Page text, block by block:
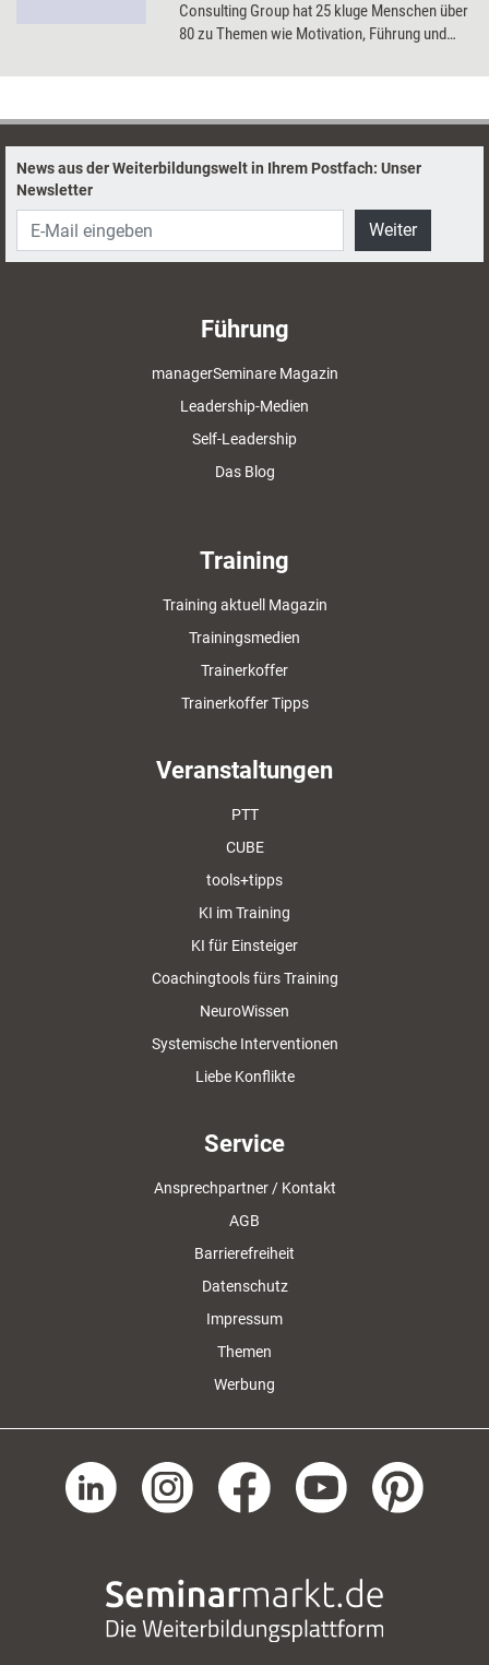
Consulting Group hat 25 kluge Menschen über
80 zu Themen wie Motivation, Führung und
Erfahrungen der Älteren hat die Autorin mit
Hirnforschung verknüpft - nachzulesen in
unserem Dossier 'Der Ältestenrat'.
News aus der Weiterbildungswelt in Ihrem Postfach: Unser
Newsletter
Weiter
Führung
managerSeminare Magazin
Leadership-Medien
Self-Leadership
Das Blog
Training
Training aktuell Magazin
Trainingsmedien
Trainerkoffer
Trainerkoffer Tipps
Veranstaltungen
PTT
CUBE
tools+tipps
KI im Training
KI für Einsteiger
Coachingtools fürs Training
NeuroWissen
Systemische Interventionen
Liebe Konflikte
Service
Ansprechpartner / Kontakt
AGB
Barrierefreiheit
Datenschutz
Impressum
Themen
Werbung